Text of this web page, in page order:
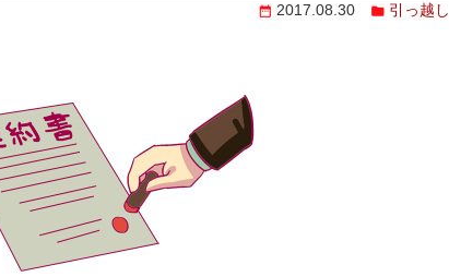
2017.08.30 引っ越し